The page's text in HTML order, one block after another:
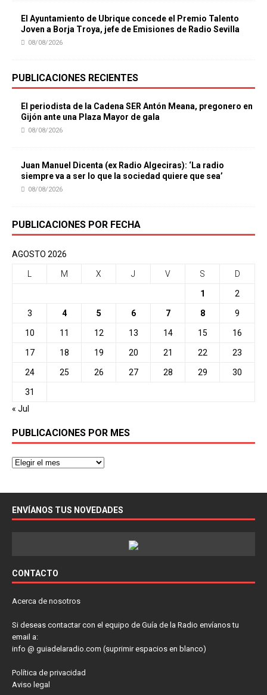
El Ayuntamiento de Ubrique concede el Premio Talento
Joven a Borja Troya, jefe de Emisiones de Radio Sevilla
08/08/2026
PUBLICACIONES RECIENTES
El periodista de la Cadena SER Antón Meana, pregonero en
Gijón ante una Plaza Mayor de gala
08/08/2026
Juan Manuel Dicenta (ex Radio Algeciras): ‘La radio
siempre va a ser lo que la sociedad quiere que sea’
08/08/2026
PUBLICACIONES POR FECHA
AGOSTO 2026
M X J V S D
1 2
3 4 5 6 7 8 9
10 11 12 13 14 15 16
17 18 19 20 21 22 23
24 25 26 27 28 29 30
31
« Jul
PUBLICACIONES POR MES
ENVÍANOS TUS NOVEDADES
CONTACTO
Acerca de nosotros
Si deseas contactar con el equipo de Guía de la Radio envíanos tu
email a:
info @ guiadelaradio.com (suprimir espacios en blanco)
Política de privacidad
Aviso legal